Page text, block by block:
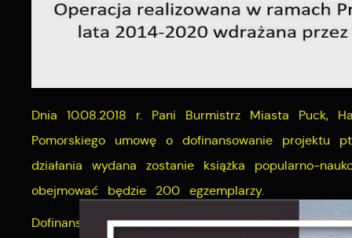
Dnia 10.08.2018 r. Pani Burmistrz Miasta Puck,
Pomorskiego umowę o dofinansowanie projektu
działania wydana zostanie książka popularno-
obejmować będzie 200 egzemplarzy.
Dofinansowanie w zakresie działania „Realizacja